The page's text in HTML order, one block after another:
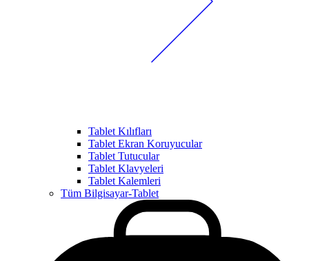
Tablet Kılıfları
Tablet Ekran Koruyucular
Tablet Tutucular
Tablet Klavyeleri
Tablet Kalemleri
Tüm Bilgisayar-Tablet